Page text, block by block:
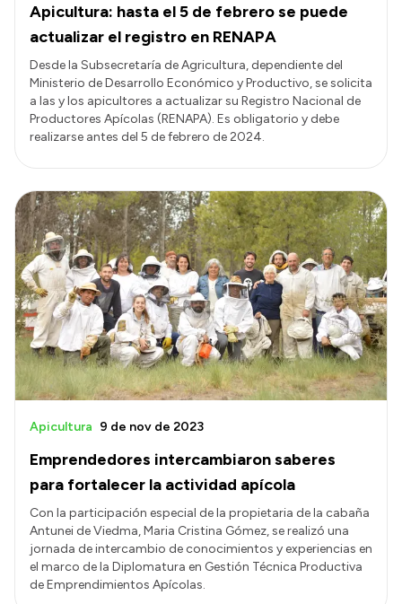
Apicultura: hasta el 5 de febrero se puede
actualizar el registro en RENAPA
Desde la Subsecretaría de Agricultura, dependiente del
Ministerio de Desarrollo Económico y Productivo, se solicita
a las y los apicultores a actualizar su Registro Nacional de
Productores Apícolas (RENAPA). Es obligatorio y debe
realizarse antes del 5 de febrero de 2024.
Emprendedores intercambiaron saberes
para fortalecer la actividad apícola
Apicultura 9 de nov de 2023
Con la participación especial de la propietaria de la cabaña
Antunei de Viedma, Maria Cristina Gómez, se realizó una
jornada de intercambio de conocimientos y experiencias en
el marco de la Diplomatura en Gestión Técnica Productiva
de Emprendimientos Apícolas.